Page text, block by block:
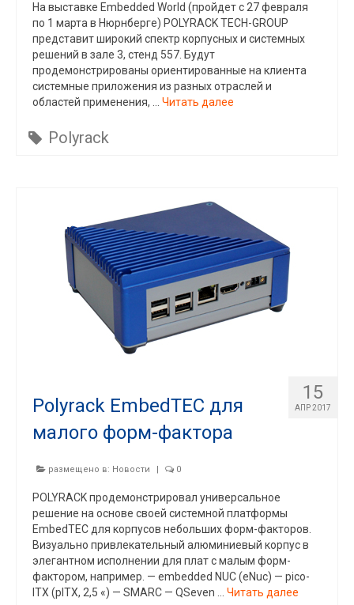
На выставке Embedded World (пройдет с 27 февраля
по 1 марта в Нюрнберге) POLYRACK TECH-GROUP
представит широкий спектр корпусных и системных
решений в зале 3, стенд 557. Будут
продемонстрированы ориентированные на клиента
системные приложения из разных отраслей и
областей применения, … Читать далее
Polyrack
15
АПР 2017
Polyrack EmbedTEC для
малого форм-фактора
размещено в: Новости | 0
POLYRACK продемонстрировал универсальное
решение на основе своей системной платформы
EmbedTEC для корпусов небольших форм-факторов.
Визуально привлекательный алюминиевый корпус в
элегантном исполнении для плат с малым форм-
фактором, например. — embedded NUC (eNuc) — pico-
ITX (pITX, 2,5 «) — SMARC — QSeven … Читать далее